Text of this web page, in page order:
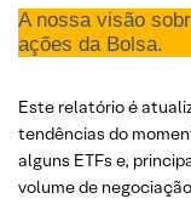
A nossa visão
ações da Bolsa.
Este relatório é
tendências do
alguns ETFs e,
volume de